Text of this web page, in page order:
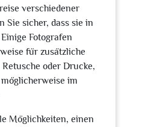
verschiedener
Sie sicher, dass sie in
Fotografen
für zusätzliche
oder Drucke,
im
Möglichkeiten, einen